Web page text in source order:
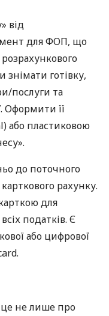
від
для ФОП, що
знімати готівку,
послуги та
Оформити її
або пластиковою
до поточного
рахунку.
для
податків. Є
або цифрової
не лише про